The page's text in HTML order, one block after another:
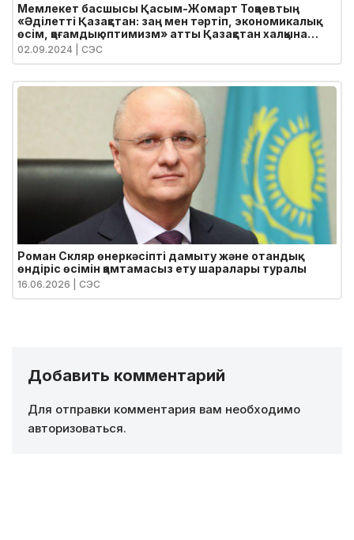
Мемлекет басшысы Қасым-Жомарт Тоқаевтың
«Әділетті Қазақстан: заң мен тәртіп, экономикалық
өсім, қоғамдық оптимизм» атты Қазақстан халқына
Жолдауы
02.09.2024 | СЭС
Роман Скляр өнеркәсіпті дамыту және отандық
өндіріс өсімін қамтамасыз ету шаралары туралы
16.06.2026 | СЭС
Добавить комментарий
Для отправки комментария вам необходимо
авторизоваться.